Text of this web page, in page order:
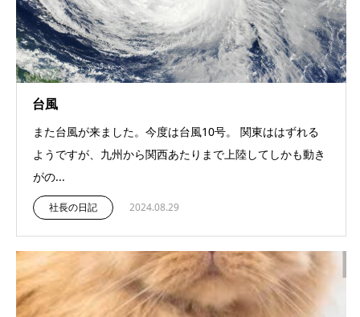
台風
また台風が来ました。今度は台風10号。 関東ははずれる
ようですが、九州から関西あたりまで上陸してしかも動き
がの...
社長の日記 2024.08.29